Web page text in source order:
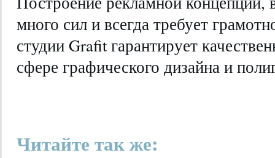
много сил и всегда требует
студии Grafit гарантирует
сфере графического дизайна и
Читайте так же: